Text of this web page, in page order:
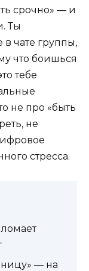
срочно» — и
Ты
чате группы,
что боишься
тебе
не про «быть
не
стресса.
— на